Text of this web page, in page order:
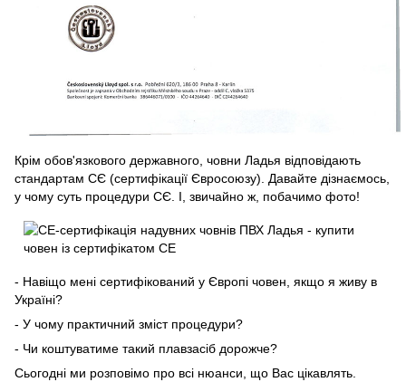
Крім обов'язкового державного, човни Ладья відповідають
стандартам СЄ (сертифікації Євросоюзу). Давайте дізнаємось,
у чому суть процедури СЄ. І, звичайно ж, побачимо фото!
- Навіщо мені сертифікований у Європі човен, якщо я живу в
Україні?
- У чому практичний зміст процедури?
- Чи коштуватиме такий плавзасіб дорожче?
Сьогодні ми розповімо про всі нюанси, що Вас цікавлять.